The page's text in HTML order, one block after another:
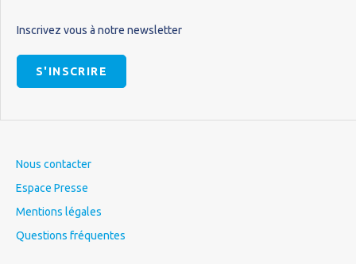
Inscrivez vous à notre newsletter
S'INSCRIRE
Nous contacter
Espace Presse
Mentions légales
Questions fréquentes